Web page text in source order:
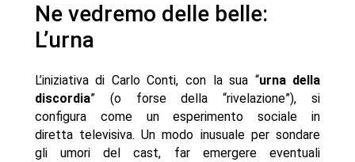
Ne vedremo delle belle:
L’urna
L’iniziativa di Carlo Conti, con la sua “urna della
discordia” (o forse della “rivelazione”), si
configura come un esperimento sociale in
diretta televisiva. Un modo inusuale per sondare
gli umori del cast, far emergere eventuali